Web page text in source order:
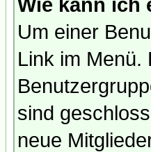
Wie kann ich
Um einer
Link im Menü.
sind
neue